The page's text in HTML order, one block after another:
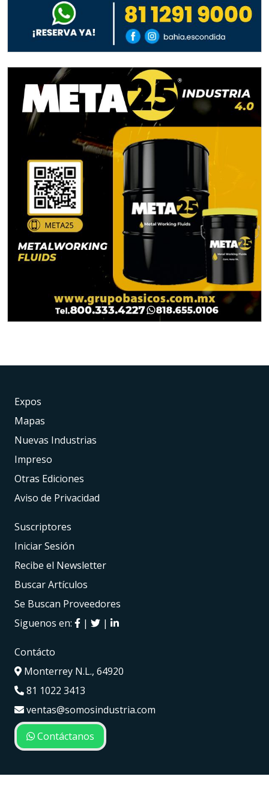
Expos
Mapas
Nuevas Industrias
Impreso
Otras Ediciones
Aviso de Privacidad
Suscriptores
Iniciar Sesión
Recibe el Newsletter
Buscar Artículos
Se Buscan Proveedores
Siguenos en:
| |
Contácto
Monterrey N.L., 64920
81 1022 3413
ventas@somosindustria.com
Contáctanos